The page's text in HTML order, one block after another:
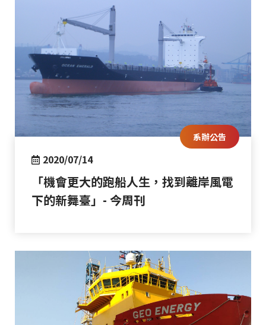
系辦公告
2020/07/14
「機會更大的跑船人生，找到離岸風電
下的新舞臺」- 今周刊